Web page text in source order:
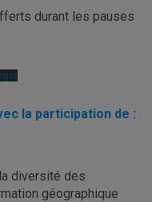
durant les pauses
la participation de :
diversité des
géographique